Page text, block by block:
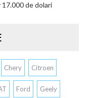
17.000 de dolari
Chery Citroen
Ford Geely